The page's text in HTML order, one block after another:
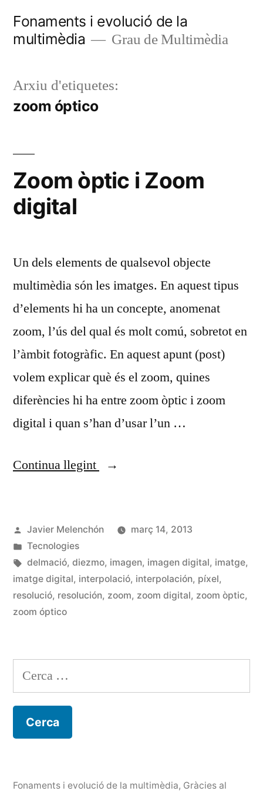
Fonaments i evolució de la
multimèdia
Grau de Multimèdia
Arxiu d'etiquetes:
zoom óptico
Zoom òptic i Zoom
digital
Un dels elements de qualsevol objecte
multimèdia són les imatges. En aquest tipus
d’elements hi ha un concepte, anomenat
zoom, l’ús del qual és molt comú, sobretot en
l’àmbit fotogràfic. En aquest apunt (post)
volem explicar què és el zoom, quines
diferències hi ha entre zoom òptic i zoom
digital i quan s’han d’usar l’un …
Continua llegint
«Zoom
Zoom
digital»
Publicat
per
Javier Melenchón
març 14, 2013
Publicat
en
Tecnologies
Etiquetes:
delmació, diezmo, imagen, imagen digital, imatge,
imatge digital, interpolació, interpolación, píxel,
resolució, resolución, zoom, zoom digital, zoom òptic,
zoom óptico
Cerca:
Fonaments i evolució de la multimèdia, Gràcies al